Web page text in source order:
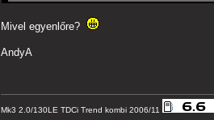
Mivel egyenlőre?
AndyA
Mk3 2.0/130LE TDCi Trend kombi 2006/11